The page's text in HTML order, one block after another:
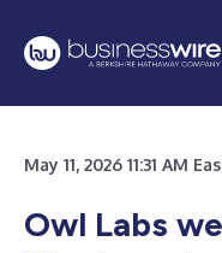
May 11, 2026 11:31 AM
Owl Labs